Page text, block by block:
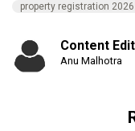
property registration 2026
Content
Anu Malhotra